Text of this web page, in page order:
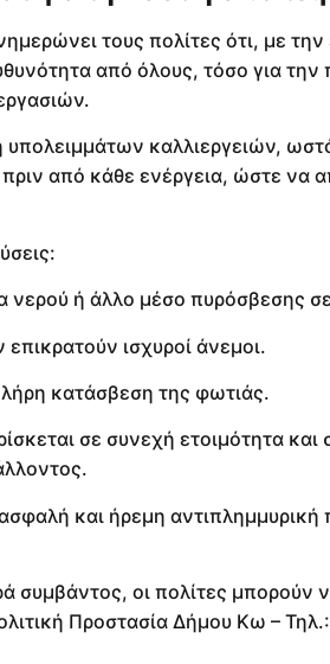
τους πολίτες ότι, με
από όλους, τόσο για
υπολειμμάτων καλλιεργειών,
από κάθε ενέργεια, ώστε να
νερού ή άλλο μέσο πυρόσβεσης
ισχυροί άνεμοι.
κατάσβεση της φωτιάς.
σε συνεχή ετοιμότητα και
και ήρεμη
συμβάντος, οι πολίτες μπορούν
Προστασία Δήμου Κω –